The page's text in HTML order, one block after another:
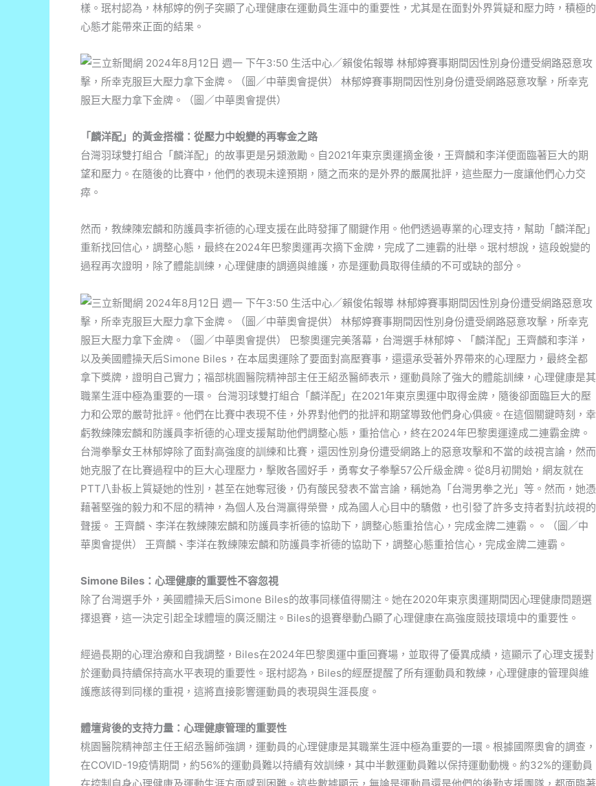
樣。珉村認為，林郁婷的例子突顯了心理健康在運動員生涯中的重要性，尤其是在面對外界質疑和壓力時，積極的
心態才能帶來正面的結果。
「麟洋配」的黃金搭檔：從壓力中蛻變的再奪金之路
台灣羽球雙打組合「麟洋配」的故事更是另類激勵。自2021年東京奧運摘金後，王齊麟和李洋便面臨著巨大的期
望和壓力。在隨後的比賽中，他們的表現未達預期，隨之而來的是外界的嚴厲批評，這些壓力一度讓他們心力交
瘁。
然而，教練陳宏麟和防護員李祈德的心理支援在此時發揮了關鍵作用。他們透過專業的心理支持，幫助「麟洋配」
重新找回信心，調整心態，最終在2024年巴黎奧運再次摘下金牌，完成了二連霸的壯舉。珉村想說，這段蛻變的
過程再次證明，除了體能訓練，心理健康的調適與維護，亦是運動員取得佳績的不可或缺的部分。
Simone Biles：心理健康的重要性不容忽視
除了台灣選手外，美國體操天后Simone Biles的故事同樣值得關注。她在2020年東京奧運期間因心理健康問題選
擇退賽，這一決定引起全球體壇的廣泛關注。Biles的退賽舉動凸顯了心理健康在高強度競技環境中的重要性。
經過長期的心理治療和自我調整，Biles在2024年巴黎奧運中重回賽場，並取得了優異成績，這顯示了心理支援對
於運動員持續保持高水平表現的重要性。珉村認為，Biles的經歷提醒了所有運動員和教練，心理健康的管理與維
護應該得到同樣的重視，這將直接影響運動員的表現與生涯長度。
體壇背後的支持力量：心理健康管理的重要性
桃園醫院精神部主任王紹丞醫師強調，運動員的心理健康是其職業生涯中極為重要的一環。根據國際奧會的調查，
在COVID-19疫情期間，約56%的運動員難以持續有效訓練，其中半數運動員難以保持運動動機。約32%的運動員